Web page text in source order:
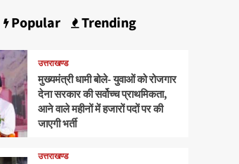
Popular Trending
उत्तराखण्ड
मुख्यमंत्री धामी बोले- युवाओं को रोजगार
देना सरकार की सर्वोच्च प्राथमिकता,
आने वाले महीनों में हजारों पदों पर की
जाएगी भर्ती
उत्तराखण्ड